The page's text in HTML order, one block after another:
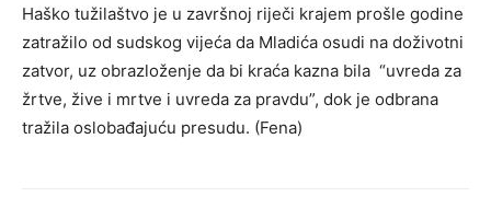
Haško tužilaštvo je u završnoj riječi krajem prošle godine
zatražilo od sudskog vijeća da Mladića osudi na doživotni
zatvor, uz obrazloženje da bi kraća kazna bila “uvreda za
žrtve, žive i mrtve i uvreda za pravdu”, dok je odbrana
tražila oslobađajuću presudu. (Fena)